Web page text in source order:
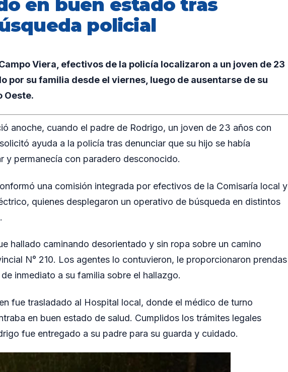
en buen estado tras
policial
Campo Viera, efectivos de la policía localizaron a un joven de 23
por su familia desde el viernes, luego de ausentarse de su
Oeste.
anoche, cuando el padre de Rodrigo, un joven de 23 años con
ayuda a la policía tras denunciar que su hijo se había
y permanecía con paradero desconocido.
una comisión integrada por efectivos de la Comisaría local y
quienes desplegaron un operativo de búsqueda en distintos
hallado caminando desorientado y sin ropa sobre un camino
N° 210. Los agentes lo contuvieron, le proporcionaron prendas
inmediato a su familia sobre el hallazgo.
fue trasladado al Hospital local, donde el médico de turno
en buen estado de salud. Cumplidos los trámites legales
fue entregado a su padre para su guarda y cuidado.